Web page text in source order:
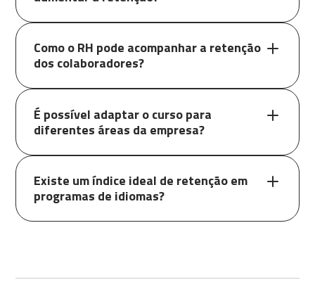
Como o RH pode acompanhar a retenção
dos colaboradores?
É possível adaptar o curso para
diferentes áreas da empresa?
Existe um índice ideal de retenção em
programas de idiomas?